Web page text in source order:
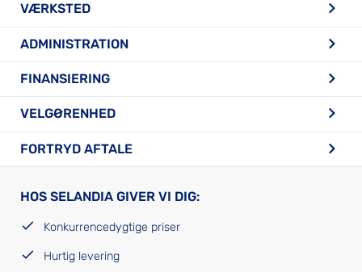
VÆRKSTED
ADMINISTRATION
FINANSIERING
VELGØRENHED
FORTRYD AFTALE
HOS SELANDIA GIVER VI DIG:
Konkurrencedygtige priser
Hurtig levering